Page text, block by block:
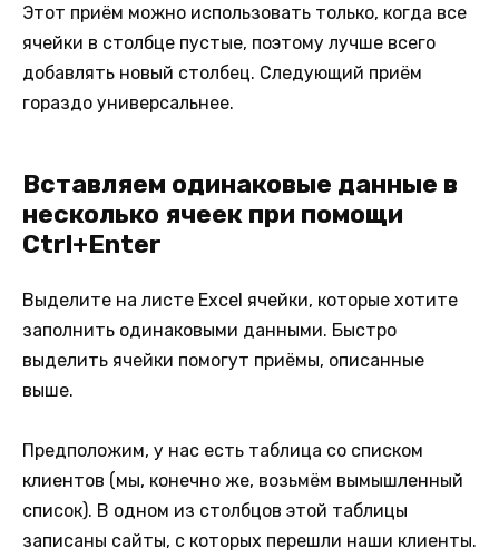
Этот приём можно использовать только, когда все
ячейки в столбце пустые, поэтому лучше всего
добавлять новый столбец. Следующий приём
гораздо универсальнее.
Вставляем одинаковые данные в
несколько ячеек при помощи
Ctrl+Enter
Выделите на листе Excel ячейки, которые хотите
заполнить одинаковыми данными. Быстро
выделить ячейки помогут приёмы, описанные
выше.
Предположим, у нас есть таблица со списком
клиентов (мы, конечно же, возьмём вымышленный
список). В одном из столбцов этой таблицы
записаны сайты, с которых перешли наши клиенты.